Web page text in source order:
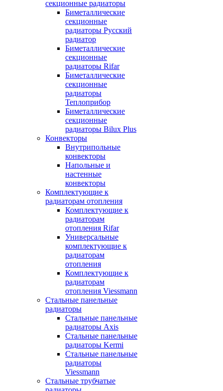
секционные радиаторы
Биметаллические
секционные
радиаторы Русский
радиатор
Биметаллические
секционные
радиаторы Rifar
Биметаллические
секционные
радиаторы
Теплоприбор
Биметаллические
секционные
радиаторы Bilux Plus
Конвекторы
Внутрипольные
конвекторы
Напольные и
настенные
конвекторы
Комплектующие к
радиаторам отопления
Комплектующие к
радиаторам
отопления Rifar
Универсальные
комплектующие к
радиаторам
отопления
Комплектующие к
радиаторам
отопления Viessmann
Стальные панельные
радиаторы
Стальные панельные
радиаторы Axis
Стальные панельные
радиаторы Kermi
Стальные панельные
радиаторы
Viessmann
Стальные трубчатые